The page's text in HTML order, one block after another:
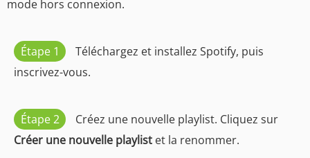
mode hors connexion.
Étape 1
Téléchargez et installez Spotify, puis
inscrivez-vous.
Étape 2
Créez une nouvelle playlist. Cliquez sur
Créer une nouvelle playlist et la renommer.